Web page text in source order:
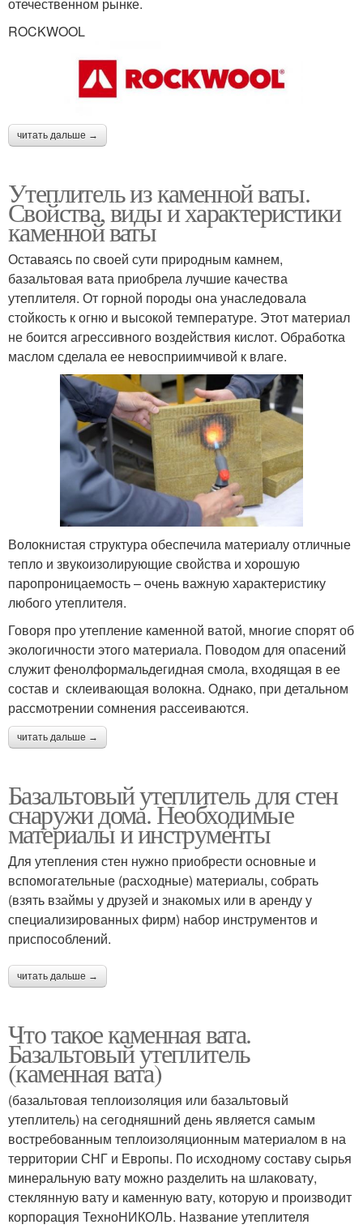
ROCKWOOL
читать дальше →
Утеплитель из каменной ваты.
Свойства, виды и характеристики
каменной ваты
Оставаясь по своей сути природным камнем,
базальтовая вата приобрела лучшие качества
утеплителя. От горной породы она унаследовала
стойкость к огню и высокой температуре. Этот материал
не боится агрессивного воздействия кислот. Обработка
маслом сделала ее невосприимчивой к влаге.
Волокнистая структура обеспечила материалу отличные
тепло и звукоизолирующие свойства и хорошую
паропроницаемость – очень важную характеристику
любого утеплителя.
Говоря про утепление каменной ватой, многие спорят об
экологичности этого материала. Поводом для опасений
служит фенолформальдегидная смола, входящая в ее
состав и склеивающая волокна. Однако, при детальном
рассмотрении сомнения рассеиваются.
читать дальше →
Базальтовый утеплитель для стен
снаружи дома. Необходимые
материалы и инструменты
Для утепления стен нужно приобрести основные и
вспомогательные (расходные) материалы, собрать
(взять взаймы у друзей и знакомых или в аренду у
специализированных фирм) набор инструментов и
приспособлений.
читать дальше →
Что такое каменная вата.
Базальтовый утеплитель
(каменная вата)
(базальтовая теплоизоляция или базальтовый
утеплитель) на сегодняшний день является самым
востребованным теплоизоляционным материалом в на
территории СНГ и Европы. По исходному составу сырья
минеральную вату можно разделить на шлаковату,
стеклянную вату и каменную вату, которую и производит
корпорация ТехноНИКОЛЬ. Название утеплителя